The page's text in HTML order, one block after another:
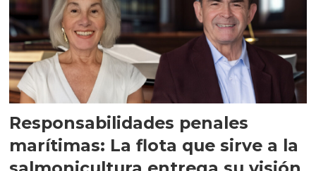
Responsabilidades penales
marítimas: La flota que sirve a la